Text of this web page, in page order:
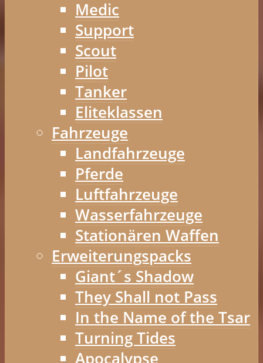
Medic
Support
Scout
Pilot
Tanker
Eliteklassen
Fahrzeuge
Landfahrzeuge
Pferde
Luftfahrzeuge
Wasserfahrzeuge
Stationären Waffen
Erweiterungspacks
Giant´s Shadow
They Shall not Pass
In the Name of the Tsar
Turning Tides
Apocalypse